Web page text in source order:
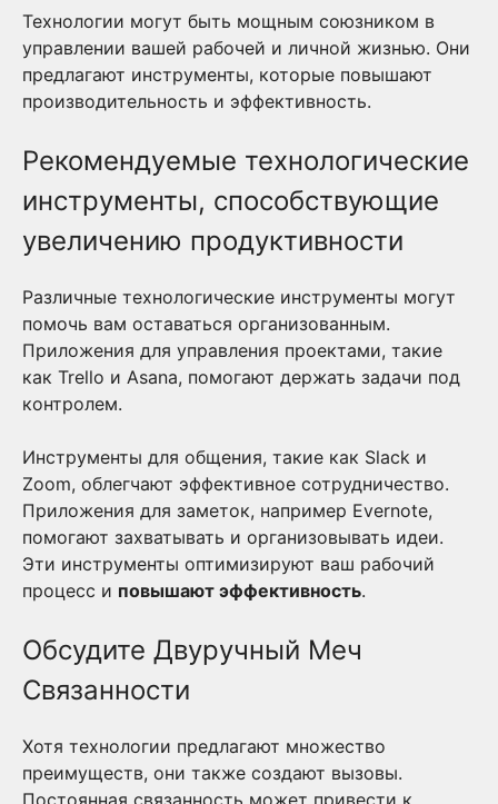
Технологии могут быть мощным союзником в
управлении вашей рабочей и личной жизнью. Они
предлагают инструменты, которые повышают
производительность и эффективность.
Рекомендуемые технологические
инструменты, способствующие
увеличению продуктивности
Различные технологические инструменты могут
помочь вам оставаться организованным.
Приложения для управления проектами, такие
как Trello и Asana, помогают держать задачи под
контролем.
Инструменты для общения, такие как Slack и
Zoom, облегчают эффективное сотрудничество.
Приложения для заметок, например Evernote,
помогают захватывать и организовывать идеи.
Эти инструменты оптимизируют ваш рабочий
процесс и повышают эффективность.
Обсудите Двуручный Меч
Связанности
Хотя технологии предлагают множество
преимуществ, они также создают вызовы.
Постоянная связанность может привести к